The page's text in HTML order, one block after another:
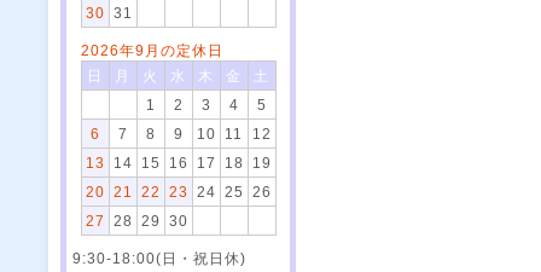
30
31
2026年9月の定休日
日
月 火 水 木 金
土
1
2 3 4
5
6
7 8 9 10 11
12
13
14 15 16 17 18
19
20
21 22 23 24 25
26
27
28 29 30
9:30-18:00(日・祝日休)